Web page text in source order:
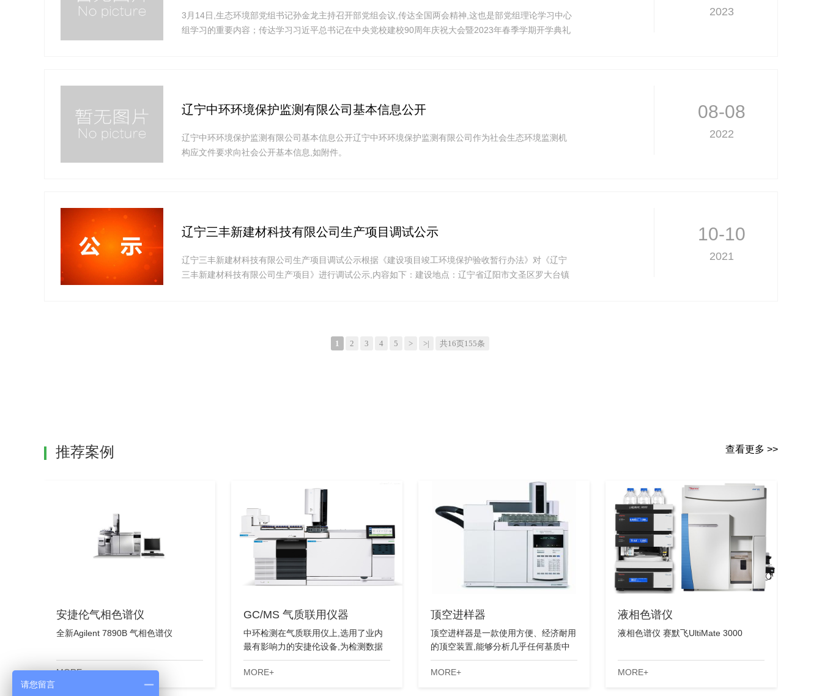
2023
3月14日,生态环境部党组书记孙金龙主持召开部党组会议,传达全国两会精神,这也是部党组理论学习中心
组学习的重要内容；传达学习习近平总书记在中央党校建校90周年庆祝大会暨2023年春季学期开学典礼
08-08
2022
辽宁中环环境保护监测有限公司基本信息公开
辽宁中环环境保护监测有限公司基本信息公开辽宁中环环境保护监测有限公司作为社会生态环境监测机
构应文件要求向社会公开基本信息,如附件。
10-10
2021
辽宁三丰新建材科技有限公司生产项目调试公示
辽宁三丰新建材科技有限公司生产项目调试公示根据《建设项目竣工环境保护验收暂行办法》对《辽宁
三丰新建材科技有限公司生产项目》进行调试公示,内容如下：建设地点：辽宁省辽阳市文圣区罗大台镇
1 2 3 4 5 > >| 共16页155条
查看更多 >>
推荐案例
安捷伦气相色谱仪
全新Agilent 7890B 气相色谱仪
MORE+
GC/MS 气质联用仪器
中环检测在气质联用仪上,选用了业内
最有影响力的安捷伦设备,为检测数据
的稳定和准确,提供了硬件条件。
MORE+
顶空进样器
顶空进样器是一款使用方便、经济耐用
的顶空装置,能够分析几乎任何基质中
的挥发性化合物。
MORE+
液相色谱仪
液相色谱仪 赛默飞UltiMate 3000
MORE+
请您留言